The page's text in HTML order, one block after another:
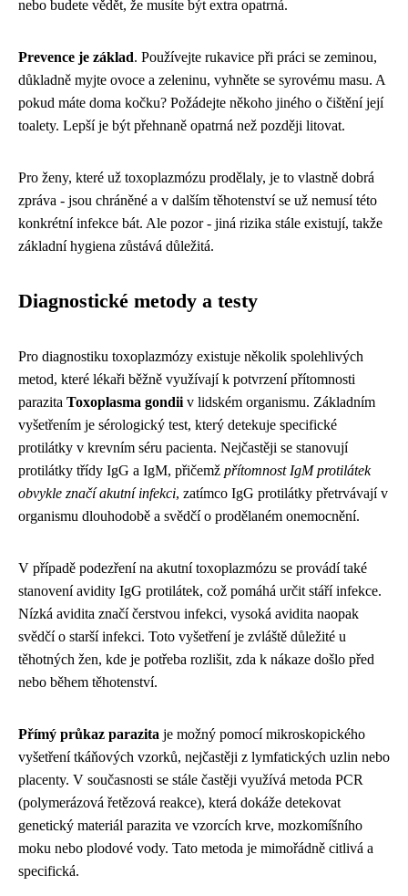
nebo budete vědět, že musíte být extra opatrná.
Prevence je základ. Používejte rukavice při práci se zeminou,
důkladně myjte ovoce a zeleninu, vyhněte se syrovému masu. A
pokud máte doma kočku? Požádejte někoho jiného o čištění její
toalety. Lepší je být přehnaně opatrná než později litovat.
Pro ženy, které už toxoplazmózu prodělaly, je to vlastně dobrá
zpráva - jsou chráněné a v dalším těhotenství se už nemusí této
konkrétní infekce bát. Ale pozor - jiná rizika stále existují, takže
základní hygiena zůstává důležitá.
Diagnostické metody a testy
Pro diagnostiku toxoplazmózy existuje několik spolehlivých
metod, které lékaři běžně využívají k potvrzení přítomnosti
parazita Toxoplasma gondii v lidském organismu. Základním
vyšetřením je sérologický test, který detekuje specifické
protilátky v krevním séru pacienta. Nejčastěji se stanovují
protilátky třídy IgG a IgM, přičemž přítomnost IgM protilátek
obvykle značí akutní infekci, zatímco IgG protilátky přetrvávají v
organismu dlouhodobě a svědčí o prodělaném onemocnění.
V případě podezření na akutní toxoplazmózu se provádí také
stanovení avidity IgG protilátek, což pomáhá určit stáří infekce.
Nízká avidita značí čerstvou infekci, vysoká avidita naopak
svědčí o starší infekci. Toto vyšetření je zvláště důležité u
těhotných žen, kde je potřeba rozlišit, zda k nákaze došlo před
nebo během těhotenství.
Přímý průkaz parazita je možný pomocí mikroskopického
vyšetření tkáňových vzorků, nejčastěji z lymfatických uzlin nebo
placenty. V současnosti se stále častěji využívá metoda PCR
(polymerázová řetězová reakce), která dokáže detekovat
genetický materiál parazita ve vzorcích krve, mozkomíšního
moku nebo plodové vody. Tato metoda je mimořádně citlivá a
specifická.